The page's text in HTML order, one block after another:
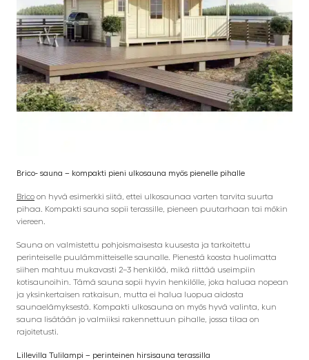
Brico- sauna – kompakti pieni ulkosauna myös pienelle pihalle
Brico on hyvä esimerkki siitä, ettei ulkosaunaa varten tarvita suurta
pihaa. Kompakti sauna sopii terassille, pieneen puutarhaan tai mökin
viereen.
Sauna on valmistettu pohjoismaisesta kuusesta ja tarkoitettu
perinteiselle puulämmitteiselle saunalle. Pienestä koosta huolimatta
siihen mahtuu mukavasti 2–3 henkilöä, mikä riittää useimpiin
kotisaunoihin. Tämä sauna sopii hyvin henkilölle, joka haluaa nopean
ja yksinkertaisen ratkaisun, mutta ei halua luopua aidosta
saunaelämyksestä. Kompakti ulkosauna on myös hyvä valinta, kun
sauna lisätään jo valmiiksi rakennettuun pihalle, jossa tilaa on
rajoitetusti.
Lillevilla Tulilampi – perinteinen hirsisauna terassilla